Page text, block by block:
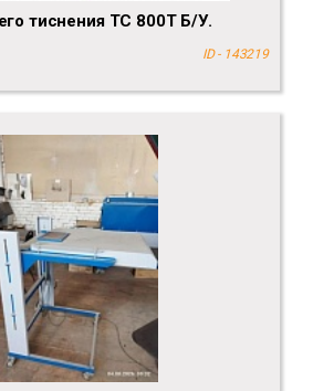
тиснения ТС 800Т Б/У.
ID - 143219